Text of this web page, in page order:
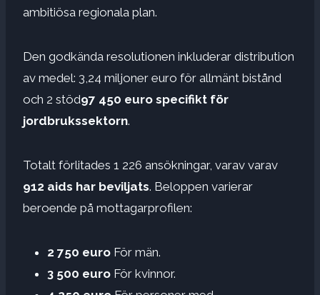
ambitiösa regionala plan.
Den godkända resolutionen inkluderar distribution
av medel: 3,24 miljoner euro för allmänt bistånd
och 2 stöd97 450 euro specifikt för
jordbrukssektorn.
Totalt förlitades 1 226 ansökningar, varav varav
912 aids har beviljats. Beloppen varierar
beroende på mottagarprofilen:
2 750 euro För män.
3 500 euro För kvinnor.